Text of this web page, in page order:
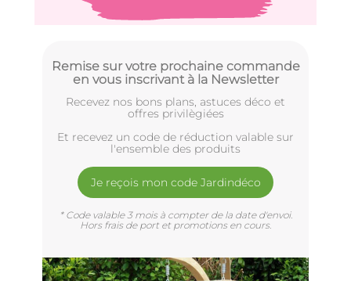
Remise sur votre prochaine commande
en vous inscrivant à la Newsletter
Recevez nos bons plans, astuces déco et
offres privilègiées
Et recevez un code de réduction valable sur
l'ensemble des produits
Je reçois mon code Jardindéco
* Code valable 3 mois à compter de la date d'envoi.
Hors frais de port et promotions en cours.